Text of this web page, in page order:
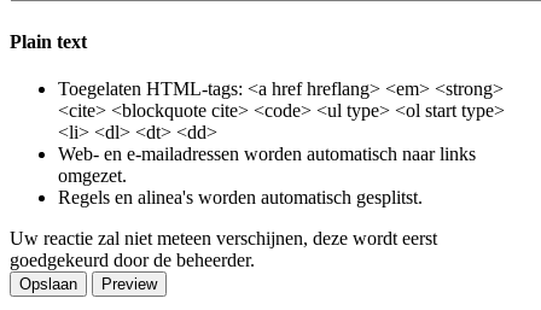
Plain text
Toegelaten HTML-tags: <a href hreflang> <em> <strong>
<cite> <blockquote cite> <code> <ul type> <ol start type>
<li> <dl> <dt> <dd>
Web- en e-mailadressen worden automatisch naar links
omgezet.
Regels en alinea's worden automatisch gesplitst.
Uw reactie zal niet meteen verschijnen, deze wordt eerst
goedgekeurd door de beheerder.